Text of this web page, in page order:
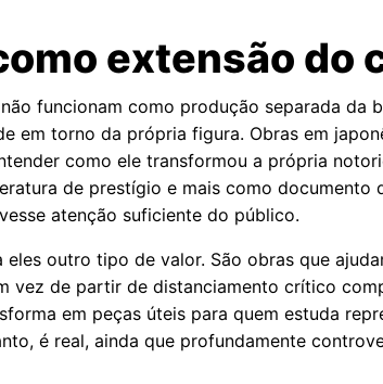
extensão do
funcionam como produção separada da
em torno da própria figura. Obras em
como ele transformou a própria
de prestígio e mais como
atenção suficiente do público.
outro tipo de valor. São obras que
vez de partir de distanciamento crítico
em peças úteis para quem estuda
é real, ainda que profundamente